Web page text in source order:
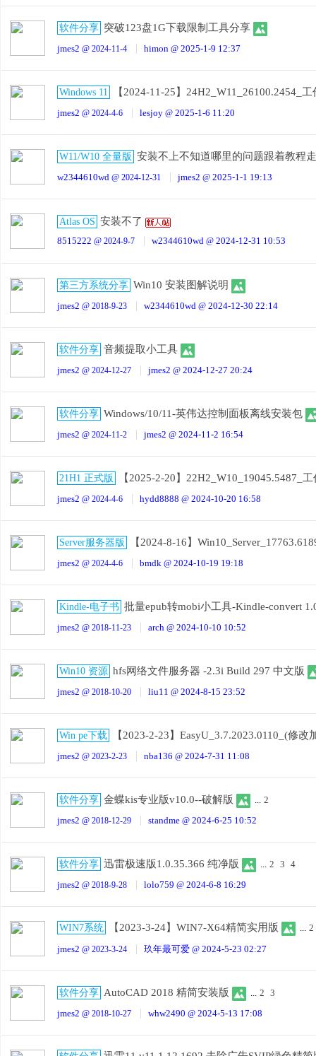
软件分享 突破123盘1G下载限制工具分享
jmes2 @ 2024-11-4 himon @ 2025-1-9 12:37
Windows 11 【2024-11-25】24H2_W11_26100.2454_
jmes2 @ 2024-4-6 lesjoy @ 2025-1-6 11:20
W11/W10 全量版 安装不上不知道哪里的问题跟着教程
w2344610wd @ 2024-12-31 jmes2 @ 2025-1-1 19:13
Atlas OS 安装不了
8515222 @ 2024-9-7 w2344610wd @ 2024-12-31 10:53
第三方系统分享 Win10 安装图解说明
jmes2 @ 2018-9-23 w2344610wd @ 2024-12-30 22:14
软件分享 音频提取小工具
jmes2 @ 2024-12-27 jmes2 @ 2024-12-27 20:24
软件分享 Windows/10/11-英伟达控制面板离线安装包
jmes2 @ 2024-11-2 jmes2 @ 2024-11-2 16:54
21H1 正式版 【2025-2-20】22H2_W10_19045.5487_
jmes2 @ 2024-4-6 hydd8888 @ 2024-10-20 16:58
Server服务器版 【2024-8-16】
jmes2 @ 2024-4-6 bmdk @ 2024-10-19 19:18
Kindle-电子书 批量epub转mobi小工具-Kindle-convert
jmes2 @ 2018-11-23 arch @ 2024-10-10 10:52
Win10 资源 hfs网络文件服务器 -2.3i Build 297 中文版
jmes2 @ 2018-10-20 liu11 @ 2024-8-15 23:52
Win pe下载 【2023-2-23】EasyU_3.7.2023.0110_(修改
jmes2 @ 2023-2-23 nba136 @ 2024-7-31 11:08
软件分享 金蝶kis专业版v10.0--破解版 ... 2
jmes2 @ 2018-12-29 standme @ 2024-6-25 10:52
软件分享 迅雷极速版1.0.35.366 纯净版 ... 2 3 4
jmes2 @ 2018-9-28 lolo759 @ 2024-6-8 16:29
WIN7系统 【2023-3-24】WIN7-X64精简实用版 ... 2
jmes2 @ 2023-3-24 玖年最可爱 @ 2024-5-23 02:27
软件分享 AutoCAD 2018 精简安装版 ... 2 3
jmes2 @ 2018-10-27 whw2490 @ 2024-5-13 17:08